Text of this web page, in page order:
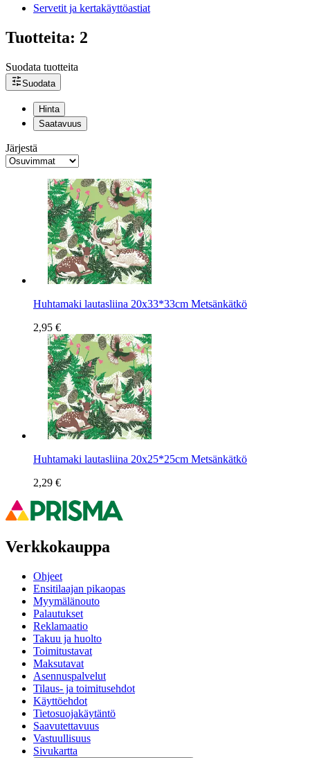
Servetit ja kertakäyttöastiat
Tuotteita: 2
Suodata tuotteita
Suodata
Hinta
Saatavuus
Järjestä
Huhtamaki lautasliina 20x33*33cm Metsänkätkö
2,95 €
Huhtamaki lautasliina 20x25*25cm Metsänkätkö
2,29 €
Verkkokauppa
Ohjeet
Ensitilaajan pikaopas
Myymälänouto
Palautukset
Reklamaatio
Takuu ja huolto
Toimitustavat
Maksutavat
Asennuspalvelut
Tilaus- ja toimitusehdot
Käyttöehdot
Tietosuojakäytäntö
Saavutettavuus
Vastuullisuus
Sivukartta